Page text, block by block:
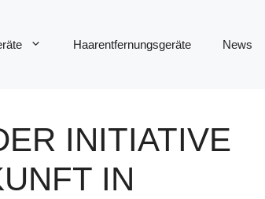
Haarentfernungsgeräte News
INITIATIVE
IN